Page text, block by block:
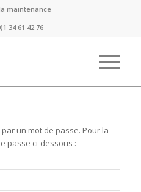
maintenance
34 61 42 76
un mot de passe. Pour la
passe ci-dessous :